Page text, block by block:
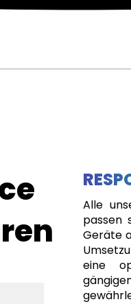
Alle
passen
Geräte
eine